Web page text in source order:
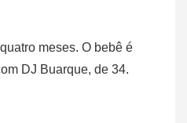
meses. O bebê é
DJ Buarque, de 34.